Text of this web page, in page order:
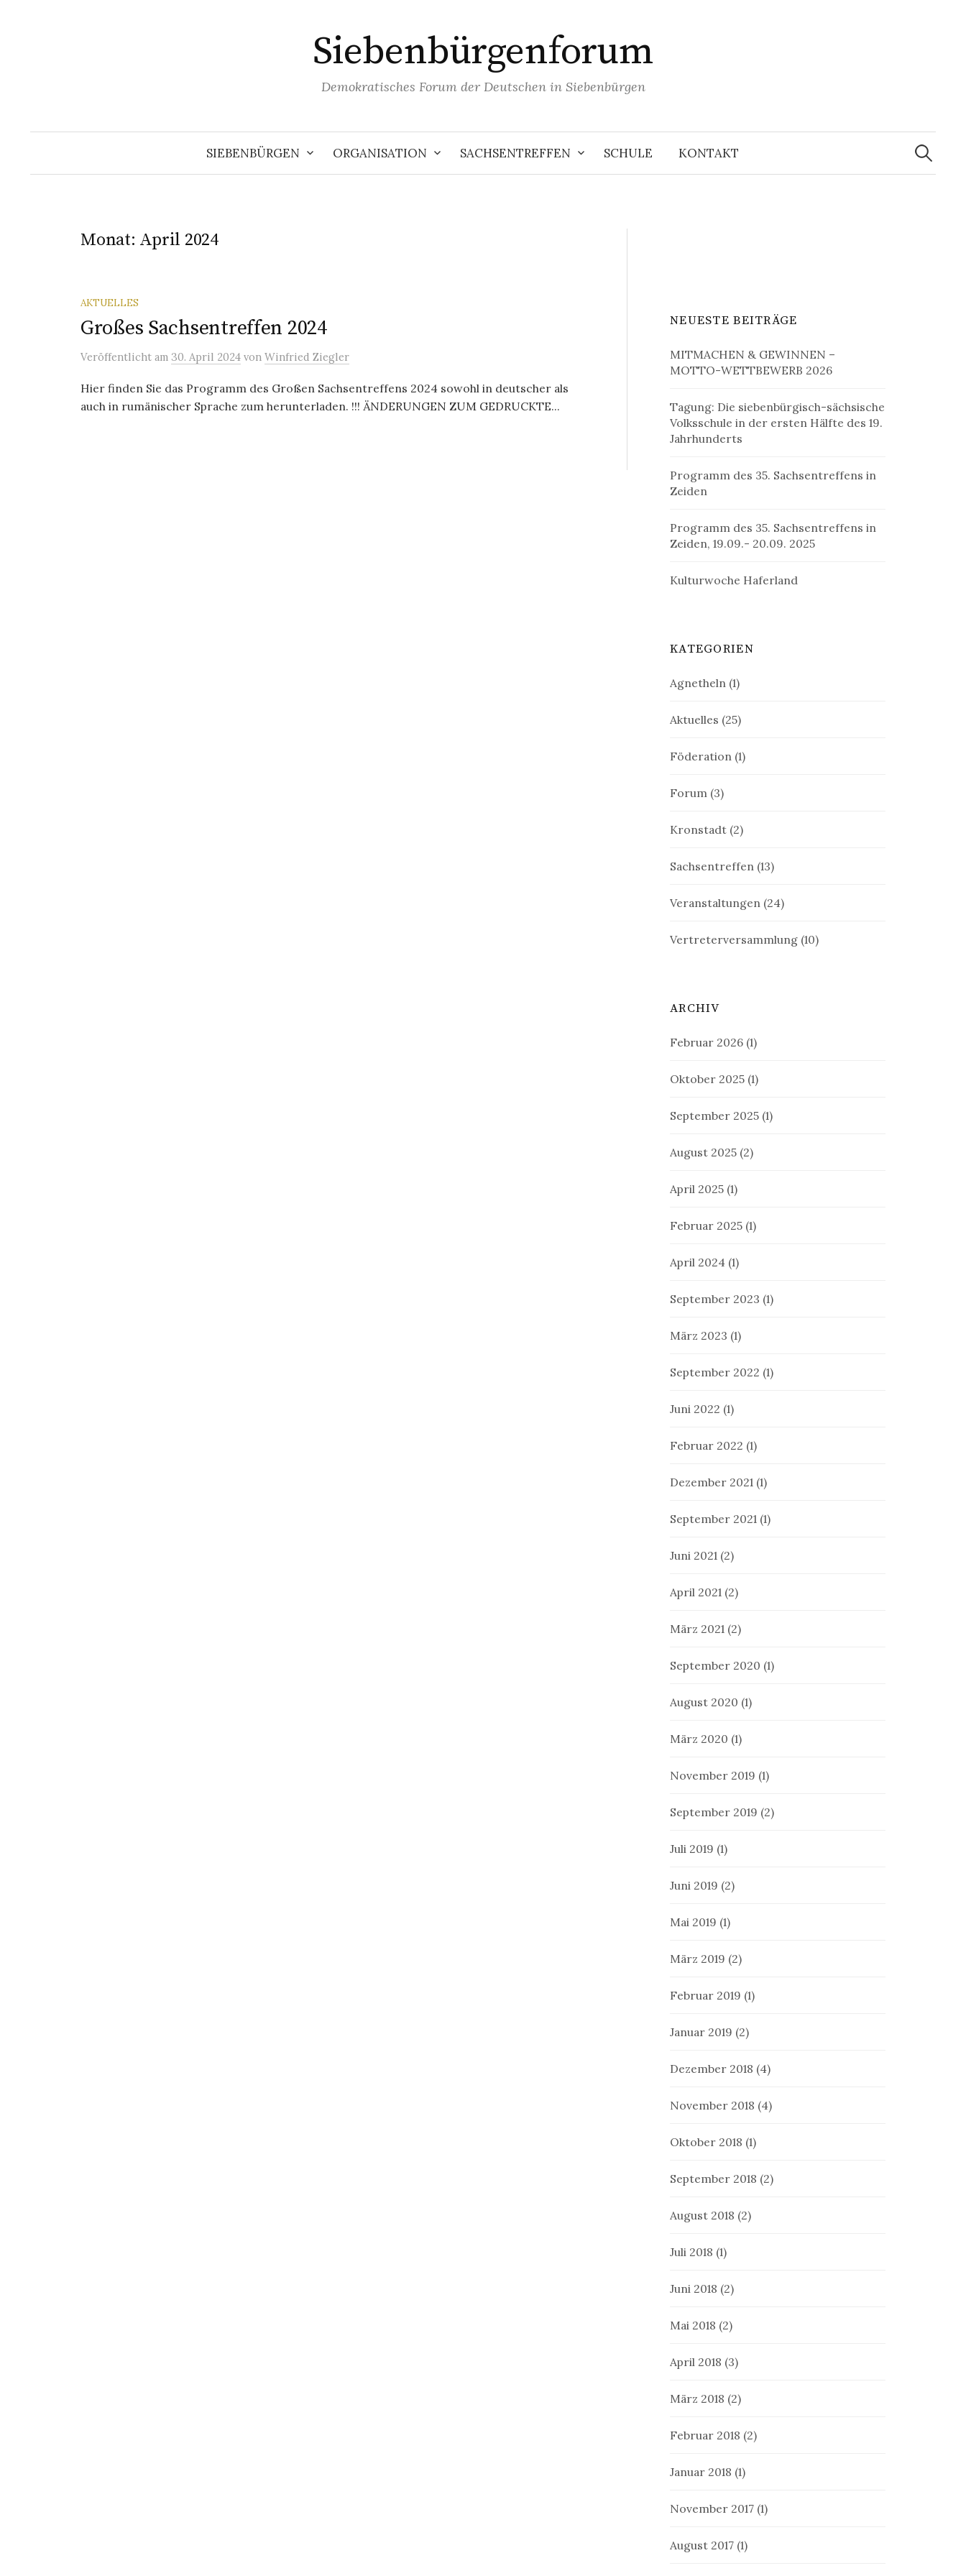
Siebenbürgenforum
Demokratisches Forum der Deutschen in Siebenbürgen
SIEBENBÜRGEN ORGANISATION SACHSENTREFFEN SCHULE KONTAKT
Suchen
nach:
Monat: April 2024
AKTUELLES
Großes Sachsentreffen 2024
Veröffentlicht am 30. April 2024 von Winfried Ziegler
Hier finden Sie das Programm des Großen Sachsentreffens 2024 sowohl in deutscher als
auch in rumänischer Sprache zum herunterladen. !!! ÄNDERUNGEN ZUM GEDRUCKTE...
NEUESTE BEITRÄGE
MITMACHEN & GEWINNEN –
MOTTO-WETTBEWERB 2026
Tagung: Die siebenbürgisch-sächsische
Volksschule in der ersten Hälfte des 19.
Jahrhunderts
Programm des 35. Sachsentreffens in
Zeiden
Programm des 35. Sachsentreffens in
Zeiden, 19.09.- 20.09. 2025
Kulturwoche Haferland
KATEGORIEN
Agnetheln (1)
Aktuelles (25)
Föderation (1)
Forum (3)
Kronstadt (2)
Sachsentreffen (13)
Veranstaltungen (24)
Vertreterversammlung (10)
ARCHIV
Februar 2026 (1)
Oktober 2025 (1)
September 2025 (1)
August 2025 (2)
April 2025 (1)
Februar 2025 (1)
April 2024 (1)
September 2023 (1)
März 2023 (1)
September 2022 (1)
Juni 2022 (1)
Februar 2022 (1)
Dezember 2021 (1)
September 2021 (1)
Juni 2021 (2)
April 2021 (2)
März 2021 (2)
September 2020 (1)
August 2020 (1)
März 2020 (1)
November 2019 (1)
September 2019 (2)
Juli 2019 (1)
Juni 2019 (2)
Mai 2019 (1)
März 2019 (2)
Februar 2019 (1)
Januar 2019 (2)
Dezember 2018 (4)
November 2018 (4)
Oktober 2018 (1)
September 2018 (2)
August 2018 (2)
Juli 2018 (1)
Juni 2018 (2)
Mai 2018 (2)
April 2018 (3)
März 2018 (2)
Februar 2018 (2)
Januar 2018 (1)
November 2017 (1)
August 2017 (1)